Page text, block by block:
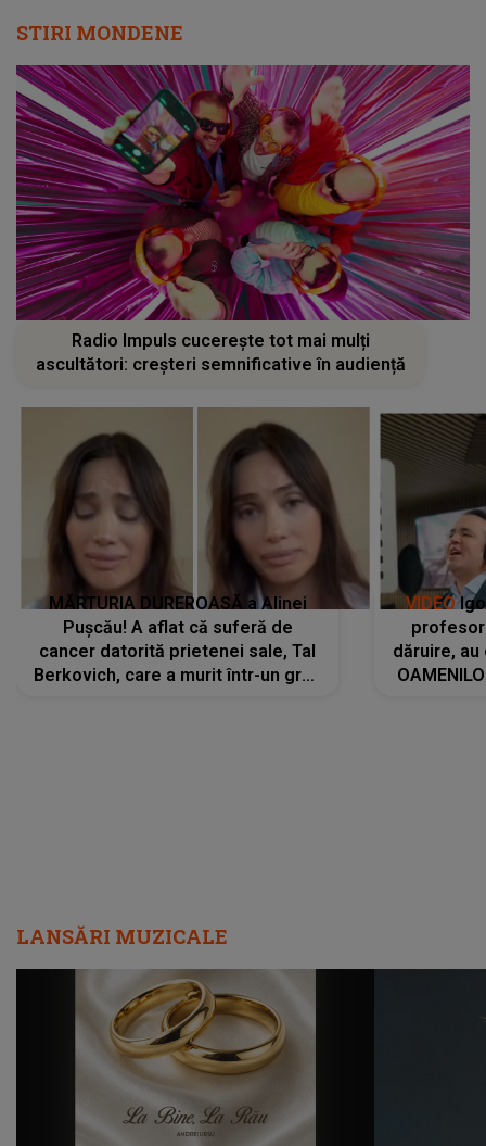
STIRI MONDENE
Radio Impuls cucerește tot mai mulți
ascultători: creșteri semnificative în audiență
MĂRTURIA DUREROASĂ a Alinei
Pușcău! A aflat că suferă de
cancer datorită prietenei sale, Tal
Berkovich, care a murit într-un grav
VIDEO
dăruire, au
LANSĂRI MUZICALE